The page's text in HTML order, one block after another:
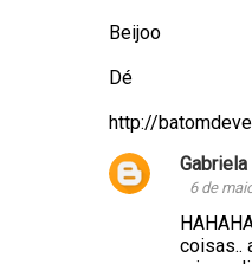
Beijoo
Dé
http://
6 de
coisas..